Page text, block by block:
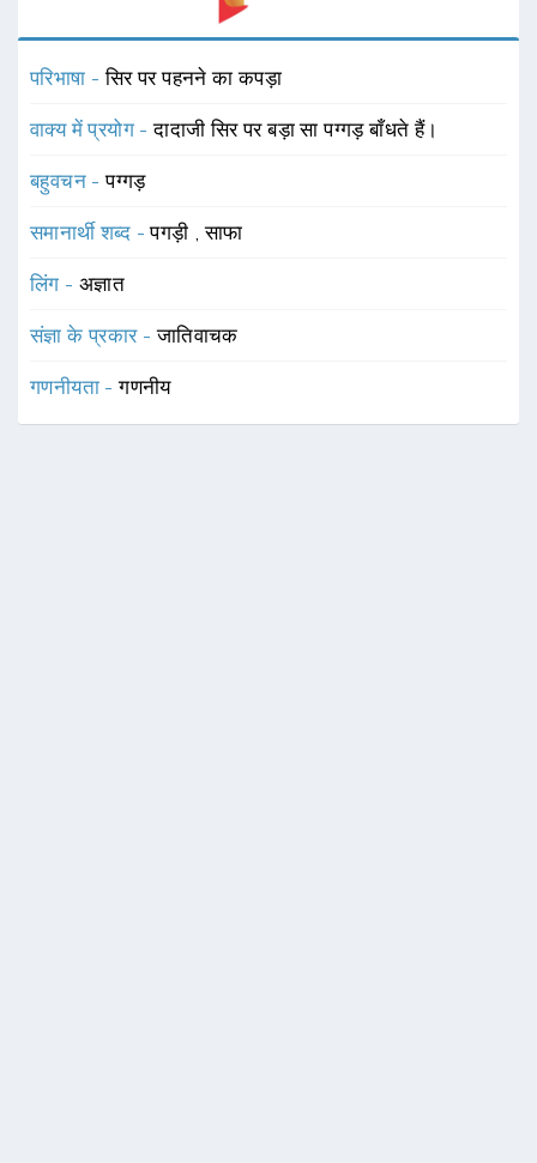
परिभाषा -सिर पर पहनने का कपड़ा
वाक्य में प्रयोग -दादाजी सिर पर बड़ा सा पग्गड़ बाँधते हैं।
बहुवचन -पग्गड़
समानार्थी शब्द -पगड़ी ,साफा
लिंग - अज्ञात
संज्ञा के प्रकार -जातिवाचक
गणनीयता -गणनीय